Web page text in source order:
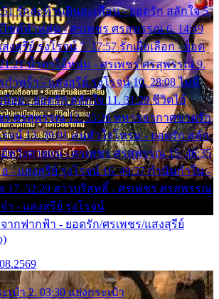
รักสะท้านดินสะเทือน - ยอดรัก สลักใจ 5.
ไซค์ทำหล่น - ศรเพชร ศรสุพรรณ 6. 14:49
งสุรีย์ รุ่งโรจน์ 7. 17:57 รักเผื่อเลือก - ยอด
น้ำตาไอ้หนุ่ม - ศรเพชร ศรสุพรรณ 9.
กำพร้า - แสงสุรีย์ รุ่งโรจน์ 10. 28:08 ไม่มี
น้อย - ยอดรัก สลักใจ 11. 31:29 ชีวิตไอ้
ร ศรสุพรรณ 12. 35:26 ทหารอากาศขาดรัก
รจน์ 13. 39:01 คนหัวใจโทรม - ยอดรัก สลัก
อ้หวังตายแน่ - ศรเพชร ศรสุพรรณ 15. 46:35
- แสงสุรีย์ รุ่งโรจน์ 16. 49:57 กำนันกำใน -
17. 52:29 สาวบริสุทธิ์ - ศรเพชร ศรสุพรรณ
จ๋า - แสงสุรีย์ รุ่งโรจน์
จากฟากฟ้า - ยอดรัก/ศรเพชร/แสงสุรีย์
เป๋า 2. 03:30 แย่งกระเป๋า